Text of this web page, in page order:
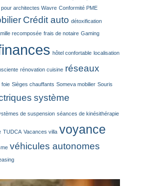
architectes Wavre Conformité PME
Crédit auto détoxification
recomposée frais de notaire Gaming
hôtel confortable localisation
rénovation cuisine réseaux
foie Sièges chauffants Someva mobilier Souris
système
de suspension séances de kinésithérapie
TUDCA Vacances villa voyance
véhicules autonomes